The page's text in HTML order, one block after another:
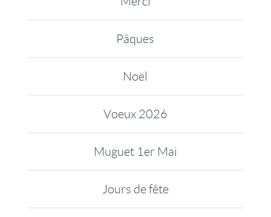
Pâques
Noël
Voeux 2026
Muguet 1er Mai
Jours de fête